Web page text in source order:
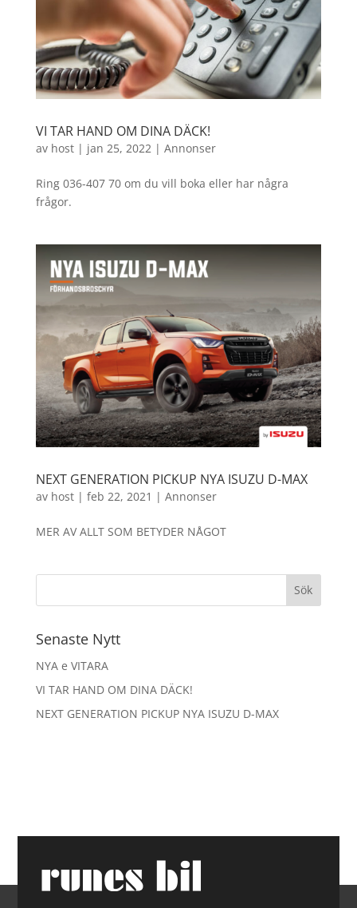
VI TAR HAND OM DINA DÄCK!
av host| jan 25, 2022 | Annonser
Ring 036-407 70 om du vill boka eller har några
frågor.
NEXT GENERATION PICKUP NYA ISUZU D-MAX
av host| feb 22, 2021 | Annonser
MER AV ALLT SOM BETYDER NÅGOT
Senaste Nytt
NYA e VITARA
VI TAR HAND OM DINA DÄCK!
NEXT GENERATION PICKUP NYA ISUZU D-MAX